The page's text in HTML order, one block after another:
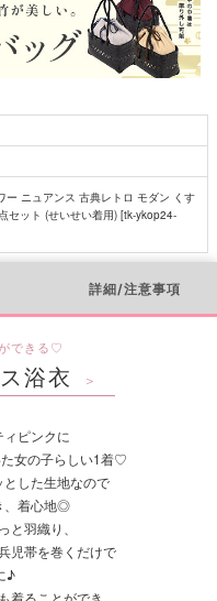
ニュアンス 古典レトロ モダン くす
セット (せいせい着用) [tk-ykop24-
詳細/注意事項
できる♡
浴衣 ＞
ピンクに
女の子らしい1着♡
した生地なので
、着心地◎
と羽織り、
児帯を巻くだけで
♪